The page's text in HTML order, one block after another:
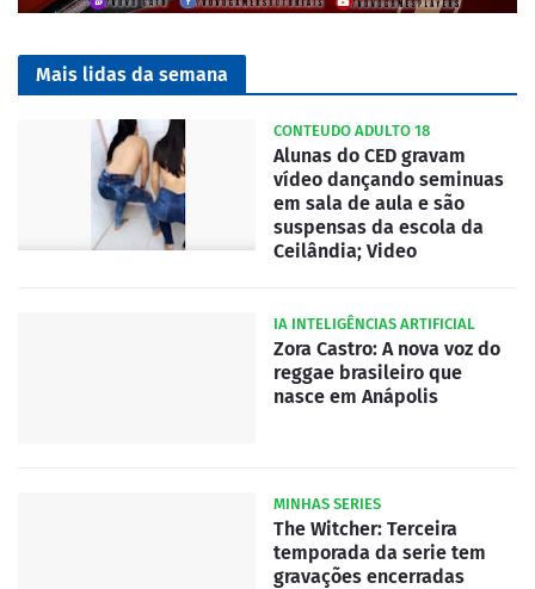
Mais lidas da semana
CONTEUDO ADULTO 18
Alunas do CED gravam
vídeo dançando seminuas
em sala de aula e são
suspensas da escola da
Ceilândia; Video
IA INTELIGÊNCIAS ARTIFICIAL
Zora Castro: A nova voz do
reggae brasileiro que
nasce em Anápolis
MINHAS SERIES
The Witcher: Terceira
temporada da serie tem
gravações encerradas